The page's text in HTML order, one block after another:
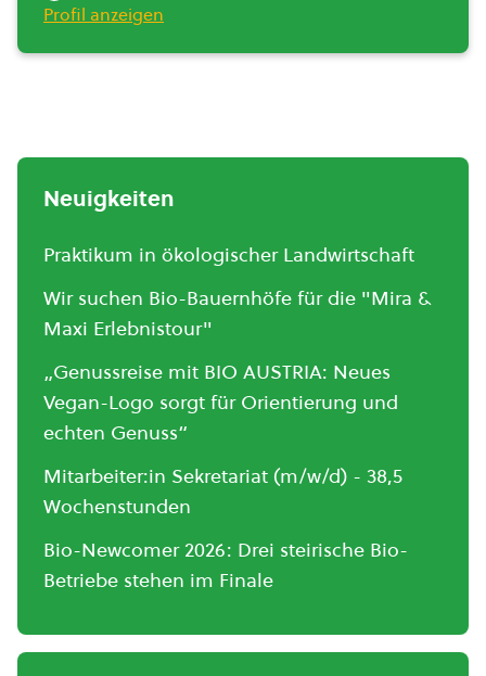
Profil anzeigen
Neuigkeiten
Praktikum in ökologischer Landwirtschaft
Wir suchen Bio-Bauernhöfe für die "Mira &
Maxi Erlebnistour"
„Genussreise mit BIO AUSTRIA: Neues
Vegan-Logo sorgt für Orientierung und
echten Genuss“
Mitarbeiter:in Sekretariat (m/w/d) - 38,5
Wochenstunden
Bio-Newcomer 2026: Drei steirische Bio-
Betriebe stehen im Finale